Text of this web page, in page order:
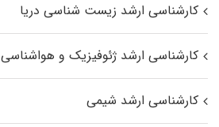
کارشناسی ارشد زیست‌ شناسی دریا
کارشناسی ارشد ژئوفیزیک و هواشناسی
کارشناسی ارشد شیمی